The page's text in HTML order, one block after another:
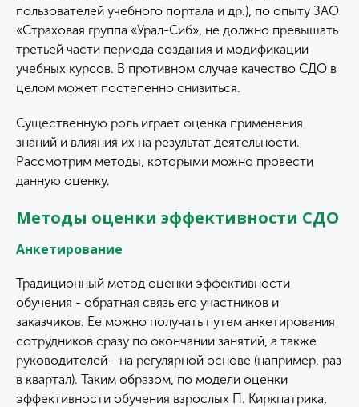
пользователей учебного портала и др.), по опыту ЗАО
«Страховая группа «Урал-Сиб», не должно превышать
третьей части периода создания и модификации
учебных курсов. В противном случае качество СДО в
целом может постепенно снизиться.
Существенную роль играет оценка применения
знаний и влияния их на результат деятельности.
Рассмотрим методы, которыми можно провести
данную оценку.
Методы оценки эффективности СДО
Анкетирование
Традиционный метод оценки эффективности
обучения - обратная связь его участников и
заказчиков. Ее можно получать путем анкетирования
сотрудников сразу по окончании занятий, а также
руководителей - на регулярной основе (например, раз
в квартал). Таким образом, по модели оценки
эффективности обучения взрослых П. Киркпатрика,